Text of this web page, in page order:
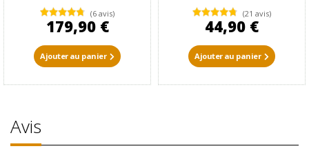
(6 avis)
179,90 €
Ajouter au panier
(21 avis)
44,90 €
Ajouter au panier
Avis